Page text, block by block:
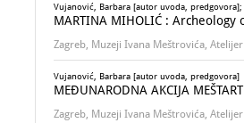
Vujanović, Barbara [autor uvoda,
MARTINA MIHOLIĆ : Archeology
Zagreb, Muzeji Ivana Meštrovića,
Vujanović, Barbara [autor uvoda, predgovora]
MEĐUNARODNA AKCIJA
Zagreb, Muzeji Ivana Meštrovića,